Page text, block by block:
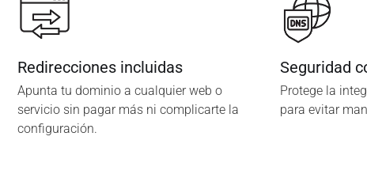
Redirecciones incluidas
Apunta tu dominio a cualquier web o
servicio sin pagar más ni complicarte la
configuración.
Seguridad
Protege la
para evitar